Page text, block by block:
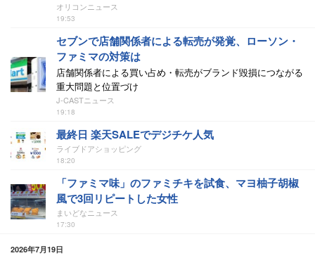
オリコンニュース
19:53
セブンで店舗関係者による転売が発覚、ローソン・
ファミマの対策は
店舗関係者による買い占め・転売がブランド毀損につながる
重大問題と位置づけ
J-CASTニュース
19:18
最終日 楽天SALEでデジチケ人気
ライブドアショッピング
18:20
「ファミマ味」のファミチキを試食、マヨ柚子胡椒
風で3回リピートした女性
まいどなニュース
17:30
2026年7月19日